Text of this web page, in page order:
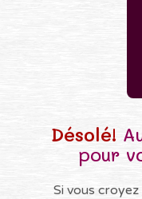
Désolé!
pour
Si vous